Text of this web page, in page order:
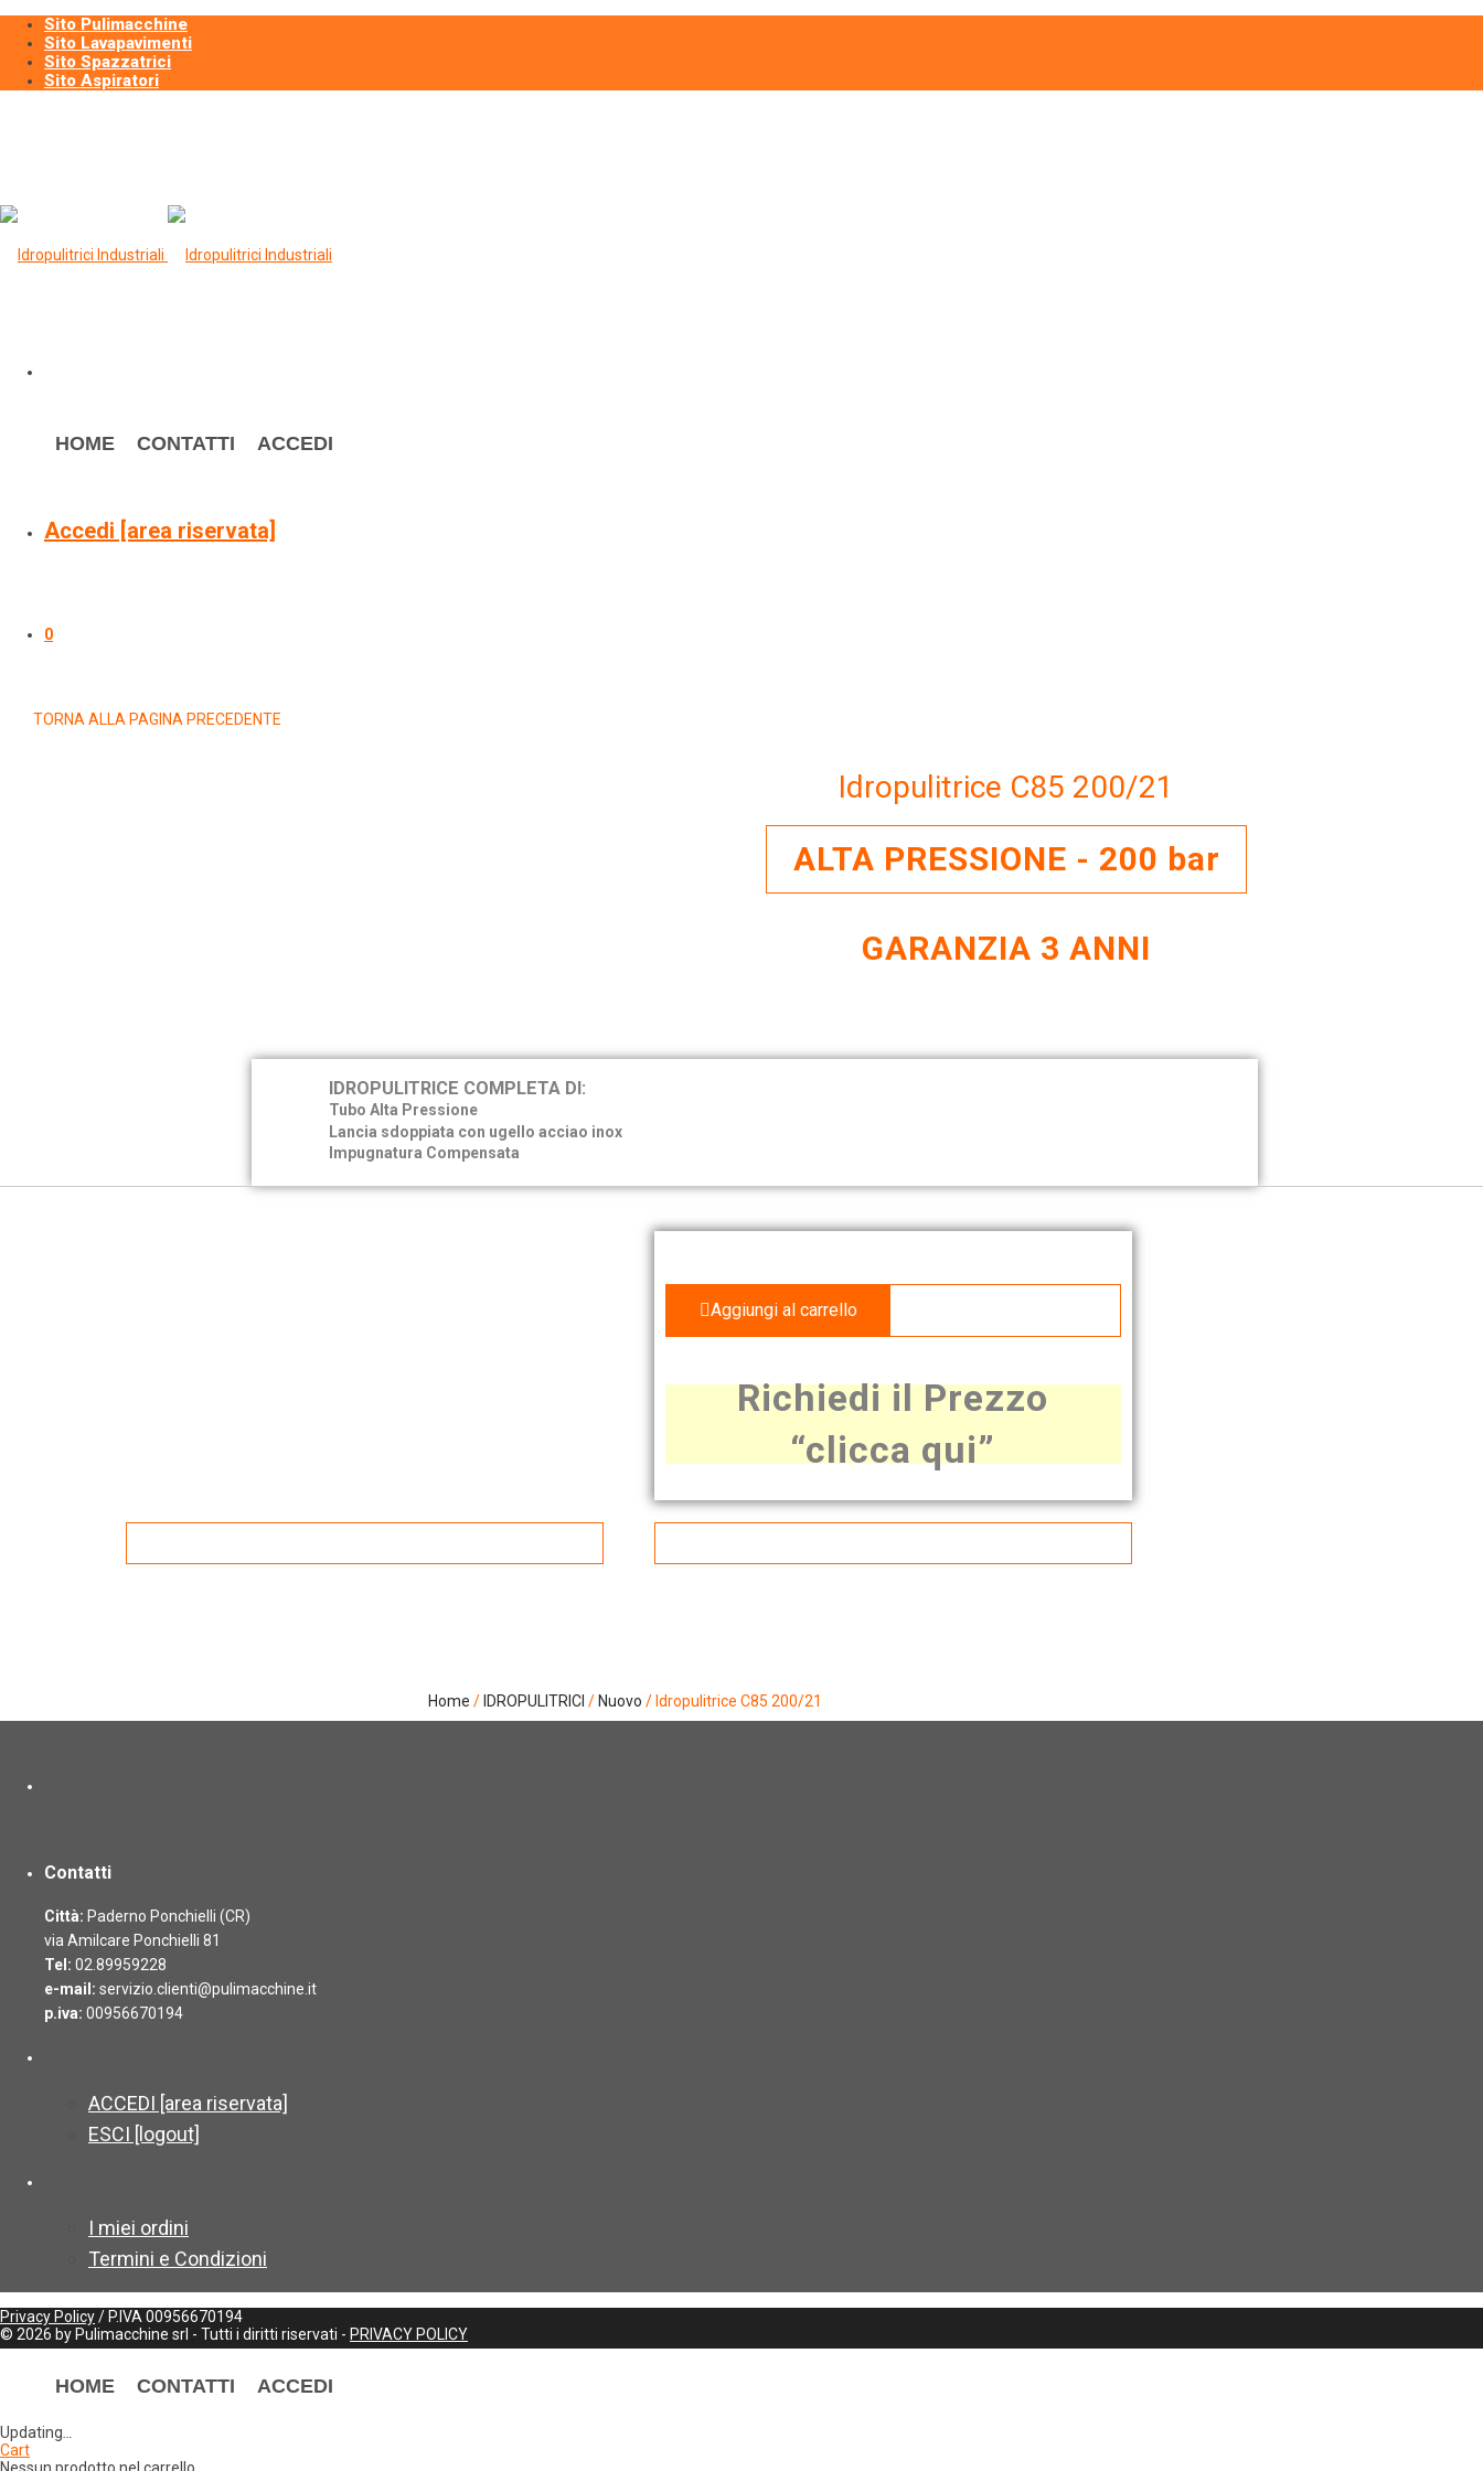
Sito Pulimacchine
Sito Lavapavimenti
Sito Spazzatrici
Sito Aspiratori
HOME CONTATTI ACCEDI
Accedi [area riservata]
0
TORNA ALLA PAGINA PRECEDENTE
Idropulitrice C85 200/21
ALTA PRESSIONE - 200 bar
GARANZIA 3 ANNI
IDROPULITRICE COMPLETA DI:
Tubo Alta Pressione
Lancia sdoppiata con ugello acciao inox
Impugnatura Compensata
Aggiungi al carrello
Richiedi il Prezzo
“clicca qui”
Home / IDROPULITRICI / Nuovo / Idropulitrice C85 200/21
Contatti
Città: Paderno Ponchielli (CR)
via Amilcare Ponchielli 81
Tel: 02.89959228
e-mail: servizio.clienti@pulimacchine.it
p.iva: 00956670194
ACCEDI [area riservata]
ESCI [logout]
I miei ordini
Termini e Condizioni
Privacy Policy/ P.IVA 00956670194
© 2026 by Pulimacchine srl - Tutti i diritti riservati - PRIVACY POLICY
HOME CONTATTI ACCEDI
Updating
Cart